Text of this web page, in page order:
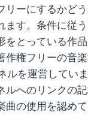
リーにするかどう
ます。条件に従
をとっている作品
作権フリーの音
ルを運営してい
ルへのリンクの
の使用を認めて